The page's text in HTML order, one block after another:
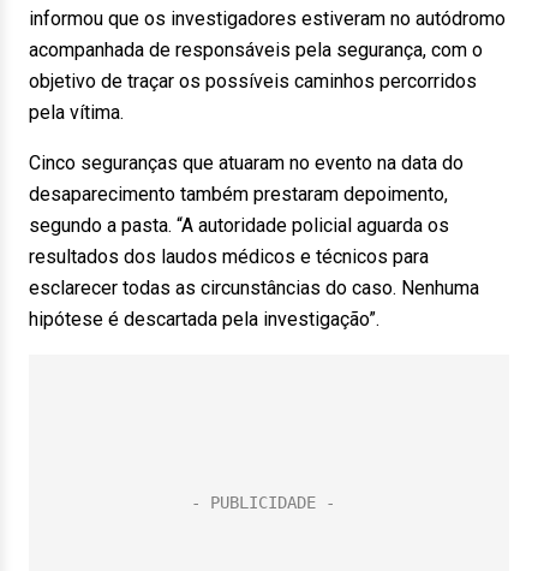
informou que os investigadores estiveram no autódromo
acompanhada de responsáveis pela segurança, com o
objetivo de traçar os possíveis caminhos percorridos
pela vítima.
Cinco seguranças que atuaram no evento na data do
desaparecimento também prestaram depoimento,
segundo a pasta. “A autoridade policial aguarda os
resultados dos laudos médicos e técnicos para
esclarecer todas as circunstâncias do caso. Nenhuma
hipótese é descartada pela investigação”.